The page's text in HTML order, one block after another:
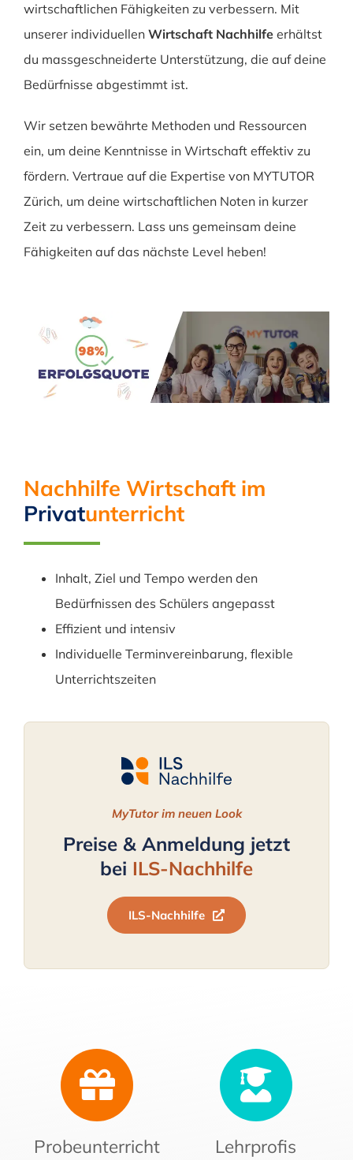
wirtschaftlichen Fähigkeiten zu verbessern. Mit
unserer individuellen Wirtschaft Nachhilfeerhältst
du massgeschneiderte Unterstützung, die auf deine
Bedürfnisse abgestimmt ist.
Wir setzen bewährte Methoden und Ressourcen
ein, um deine Kenntnisse in Wirtschaft effektiv zu
fördern. Vertraue auf die Expertise von MYTUTOR
Zürich, um deine wirtschaftlichen Noten in kurzer
Zeit zu verbessern. Lass uns gemeinsam deine
Fähigkeiten auf das nächste Level heben!
Nachhilfe Wirtschaft im
Privatunterricht
Inhalt, Ziel und Tempo werden den
Bedürfnissen des Schülers angepasst
Effizient und intensiv
Individuelle Terminvereinbarung, flexible
Unterrichtszeiten
MyTutor im neuen Look
Preise & Anmeldung jetzt
bei ILS-Nachhilfe
ILS-Nachhilfe
Probeunterricht Lehrprofis